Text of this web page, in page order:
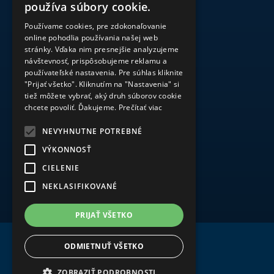
používa súbory cookie.
Používame cookies, pre zdokonaľovanie
online pohodlia používania našej web
stránky. Vďaka nim presnejšie analyzujeme
návštevnosť, prispôsobujeme reklamu a
používateľské nastavenia. Pre súhlas kliknite
"Prijať všetko". Kliknutím na "Nastavenia" si
tiež môžete vybrať, aký druh súborov cookie
chcete povoliť. Ďakujeme. Prečítať viac
NEVYHNUTNE POTREBNÉ
VÝKONNOSŤ
CIELENIE
NEKLASIFIKOVANÉ
PRIJAŤ VŠETKO
ODMIETNUŤ VŠETKO